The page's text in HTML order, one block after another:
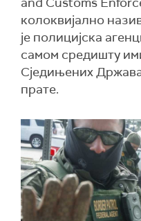
колоквијално
је полицијска
самом средишту
Сједињених
прате.